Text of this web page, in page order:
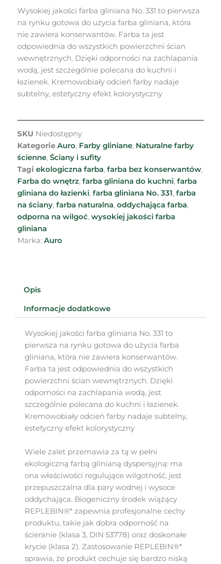
Wysokiej jakości farba gliniana No. 331 to pierwsza
na rynku gotowa do użycia farba gliniana, która
nie zawiera konserwantów. Farba ta jest
odpowiednia do wszystkich powierzchni ścian
wewnętrznych. Dzięki odporności na zachlapania
wodą, jest szczególnie polecana do kuchni i
łazienek. Kremowobiały odcień farby nadaje
subtelny, estetyczny efekt kolorystyczny
SKU Niedostępny
Kategorie Auro, Farby gliniane, Naturalne farby
ścienne, Ściany i sufity
Tagi ekologiczna farba, farba bez konserwantów,
Farba do wnętrz, farba gliniana do kuchni, farba
gliniana do łazienki, farba gliniana No. 331, farba
na ściany, farba naturalna, oddychająca farba,
odporna na wilgoć, wysokiej jakości farba
gliniana
Marka: Auro
Opis
Informacje dodatkowe
Wysokiej jakości farba gliniana No. 331 to
pierwsza na rynku gotowa do użycia farba
gliniana, która nie zawiera konserwantów.
Farba ta jest odpowiednia do wszystkich
powierzchni ścian wewnętrznych. Dzięki
odporności na zachlapania wodą, jest
szczególnie polecana do kuchni i łazienek.
Kremowobiały odcień farby nadaje subtelny,
estetyczny efekt kolorystyczny
Wiele zalet przemawia za tą w pełni
ekologiczną farbą glinianą dyspersyjną: ma
ona właściwości regulujące wilgotność, jest
przepuszczalna dla pary wodnej i wysoce
oddychająca. Biogeniczny środek wiążący
REPLEBIN®* zapewnia profesjonalne cechy
produktu, takie jak dobra odporność na
ścieranie (klasa 3, DIN 53778) oraz doskonałe
krycie (klasa 2). Zastosowanie REPLEBIN®*
sprawia, że produkt cechuje się bardzo niską